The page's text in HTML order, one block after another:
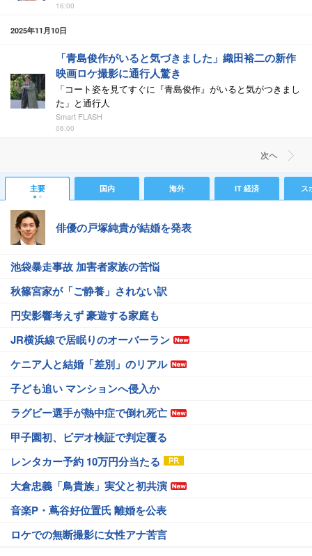
16:00
2025年11月10日
「青島俊作がいると気づきました」織田裕二の新作
映画ロケ撮影に通行人驚き
「コート姿を見てすぐに『青島俊作』がいると気がつきまし
た」と通行人
Smart FLASH
06:00
次ヘ
主要 国内 海外 IT 経済 ス
俳優の戸塚純貴が結婚を発表
池袋暴走事故 加害者家族の苦悩
秋篠宮家が「ご静養」されない訳
円安影響考えず 豪遊する家庭も
JR横浜線で居眠りのオーバーラン
ケニア人と結婚「差別」のリアル
子ども追い マンションへ侵入か
ラグビー選手が熱中症で倒れ死亡
甲子園初、ビデオ検証で判定覆る
レンタカー予約 10万円分当たる
大倉忠義「鳥貴族」実父と初共演
音楽P・蔦谷好位置氏 離婚を公表
ロケでの無断撮影に女性アナ苦言